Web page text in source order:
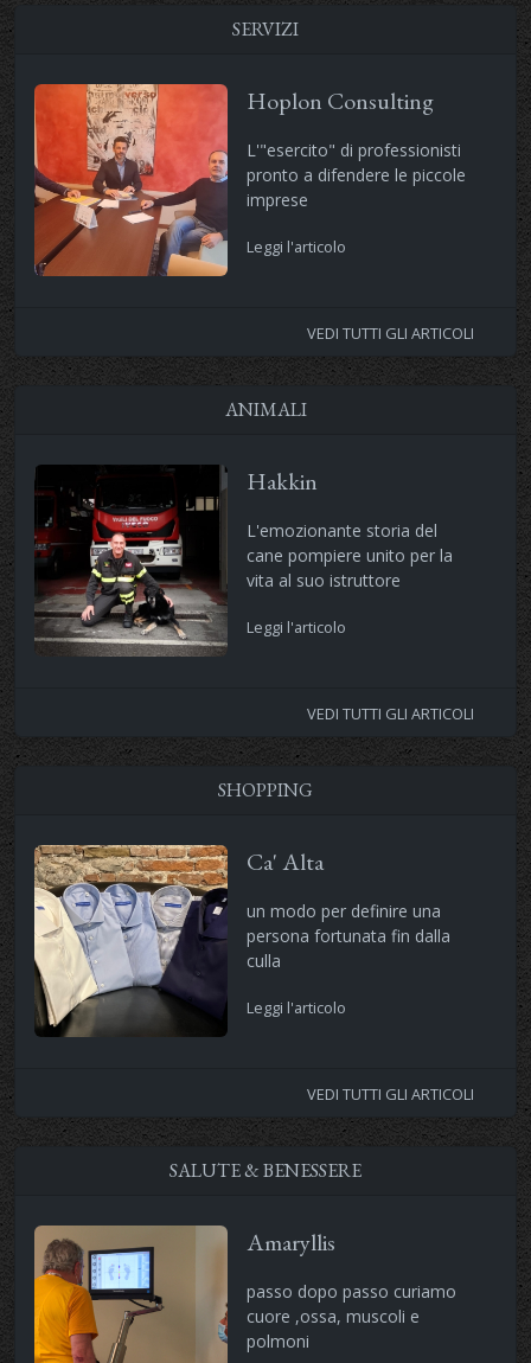
SERVIZI
Hoplon Consulting
L'"esercito" di professionisti
pronto a difendere le piccole
imprese
Leggi l'articolo
VEDI TUTTI GLI ARTICOLI
ANIMALI
Hakkin
L'emozionante storia del
cane pompiere unito per la
vita al suo istruttore
Leggi l'articolo
VEDI TUTTI GLI ARTICOLI
SHOPPING
Ca' Alta
un modo per definire una
persona fortunata fin dalla
culla
Leggi l'articolo
VEDI TUTTI GLI ARTICOLI
SALUTE & BENESSERE
Amaryllis
passo dopo passo curiamo
cuore ,ossa, muscoli e
polmoni